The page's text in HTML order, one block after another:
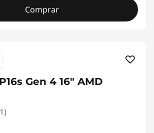
Comprar
Gen 4 16" AMD